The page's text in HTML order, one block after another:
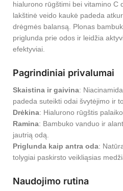
hialurono rūgštimi bei vitamino C
lakštinė veido kaukė padeda
drėgmės balansą. Plonas
priglunda prie odos ir leidžia
efektyviai.
Pagrindiniai privalumai
Skaistina ir gaivina:
padeda suteikti odai švytėjimo ir
Drėkina: Hialurono rūgštis
Ramina: Bambuko vanduo ir
jautrią odą.
Priglunda kaip antra oda:
tolygiai paskirsto veikliąsias
Naudojimo rutina